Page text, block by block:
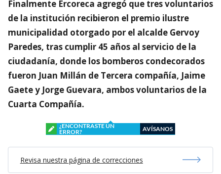
Finalmente Ercoreca agregó que tres voluntarios
de la institución recibieron el premio ilustre
municipalidad otorgado por el alcalde Gervoy
Paredes, tras cumplir 45 años al servicio de la
ciudadanía, donde los bomberos condecorados
fueron Juan Millán de Tercera compañía, Jaime
Gaete y Jorge Guevara, ambos voluntarios de la
Cuarta Compañía.
¿ENCONTRASTE UN
ERROR?
AVÍSANOS
Revisa nuestra página de correcciones